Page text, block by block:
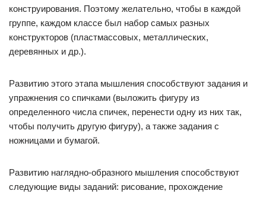
конструирования. Поэтому желательно, чтобы в каждой
группе, каждом классе был набор самых разных
конструкторов (пластмассовых, металлических,
деревянных и др.).
Развитию этого этапа мышления способствуют задания и
упражнения со спичками (выложить фигуру из
определенного числа спичек, перенести одну из них так,
чтобы получить другую фигуру), а также задания с
ножницами и бумагой.
Развитию наглядно-образного мышления способствуют
следующие виды заданий: рисование, прохождение